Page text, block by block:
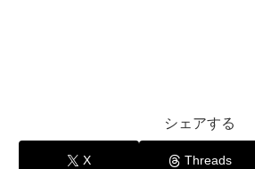
シェアする
X Threads